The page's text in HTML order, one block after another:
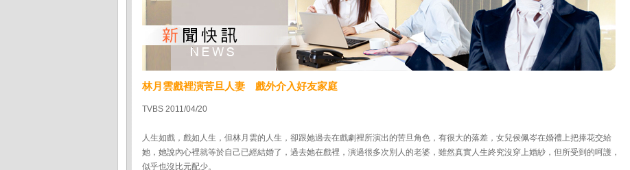
林月雲戲裡演苦旦人妻 戲外介入好友家庭
TVBS 2011/04/20
人生如戲，戲如人生，但林月雲的人生，卻跟她過去在戲劇裡所演出的苦旦角色，有很大的落差，女兒侯佩岑在婚禮上把捧花交給
她，她說內心裡就等於自己已經結婚了，過去她在戲裡，演過很多次別人的老婆，雖然真實人生終究沒穿上婚紗，但所受到的呵護，
似乎也沒比元配少。